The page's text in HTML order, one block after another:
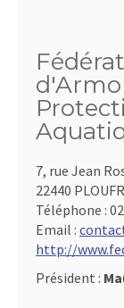
7, rue Jean
22440
Téléphone :
Email :
http://
Président :